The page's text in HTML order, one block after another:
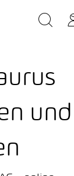
und